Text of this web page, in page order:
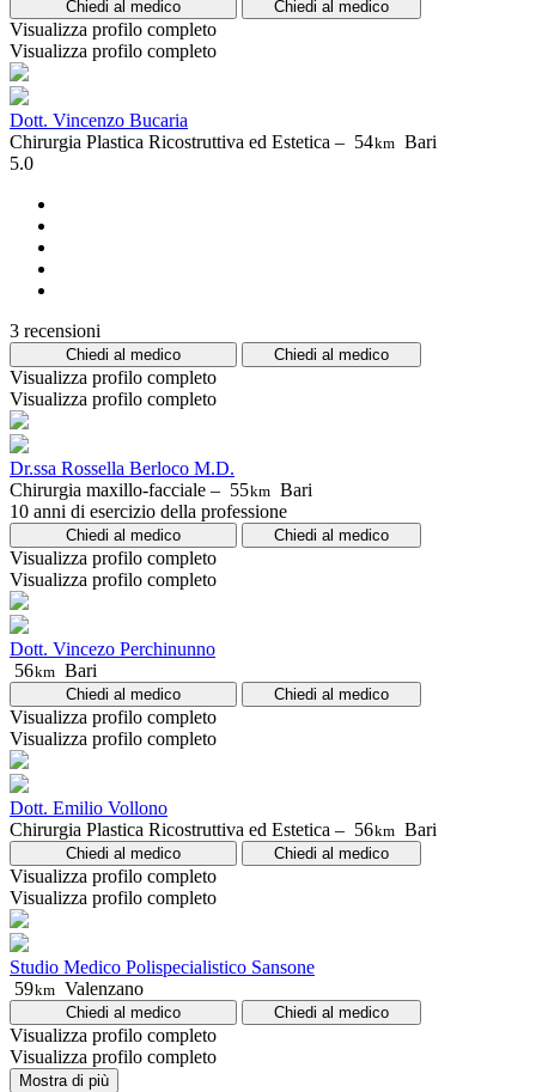
Chiedi al medico Chiedi al medico
Visualizza profilo completo
Visualizza profilo completo
Dott. Vincenzo Bucaria
Chirurgia Plastica Ricostruttiva ed Estetica – 54km Bari
5.0
3 recensioni
Chiedi al medico Chiedi al medico
Visualizza profilo completo
Visualizza profilo completo
Dr.ssa Rossella Berloco M.D.
Chirurgia maxillo-facciale – 55km Bari
10 anni di esercizio della professione
Chiedi al medico Chiedi al medico
Visualizza profilo completo
Visualizza profilo completo
Dott. Vincezo Perchinunno
56km Bari
Chiedi al medico Chiedi al medico
Visualizza profilo completo
Visualizza profilo completo
Dott. Emilio Vollono
Chirurgia Plastica Ricostruttiva ed Estetica – 56km Bari
Chiedi al medico Chiedi al medico
Visualizza profilo completo
Visualizza profilo completo
Studio Medico Polispecialistico Sansone
59km Valenzano
Chiedi al medico Chiedi al medico
Visualizza profilo completo
Visualizza profilo completo
Mostra di più